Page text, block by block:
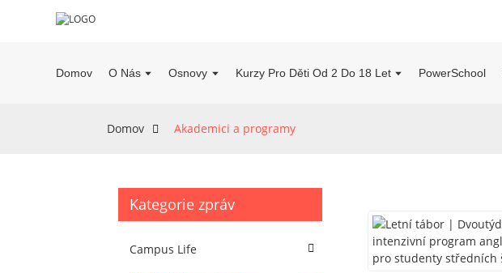
Domov O Nás Osnovy Kurzy Pro Děti Od 2 Do 18 Let PowerSchool
Domov Akademici a programy
Kategorie zpráv
Campus Life